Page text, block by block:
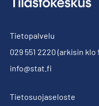
Tietopalvelu
029 551 2220 (arkisin klo
info@stat.fi
Tietosuojaseloste